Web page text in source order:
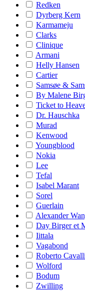
Redken
Dyrberg Kern
Karmameju
Clarks
Clinique
Armani
Helly Hansen
Cartier
Samsøe &
By Malene
Ticket to
Dr. Hauschka
Murad
Kenwood
Youngblood
Nokia
Lee
Tefal
Isabel Marant
Sorel
Guerlain
Alexander
Day Birger et
Iittala
Vagabond
Roberto Cavalli
Wolford
Bodum
Zwilling